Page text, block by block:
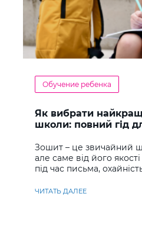
Обучение ребенка
Як вибрати
школи: повний гід
Зошит – це звичайний
але саме від його
під час письма,
ЧИТАТЬ ДАЛЕЕ